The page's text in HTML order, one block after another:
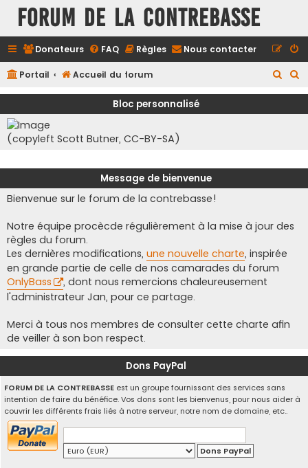
FORUM DE LA CONTREBASSE
Donateurs FAQ Règles Nous contacter
Portail Accueil du forum
e
e
Bloc personnalisé
(copyleft Scott Butner, CC-BY-SA)
Message de bienvenue
Bienvenue sur le forum de la contrebasse!
Notre équipe procècde régulièrement à la mise à jour des
règles du forum.
Les dernières modifications, une nouvelle charte, inspirée
en grande partie de celle de nos camarades du forum
OnlyBass
, dont nous remercions chaleureusement
l'administrateur Jan, pour ce partage.
Merci à tous nos membres de consulter cette charte afin
de veiller à son bon respect.
Dons PayPal
FORUM DE LA CONTREBASSE est un groupe fournissant des services sans
intention de faire du bénéfice. Vos dons sont les bienvenus, pour nous aider à
couvrir les différents frais liés à notre serveur, notre nom de domaine, etc..